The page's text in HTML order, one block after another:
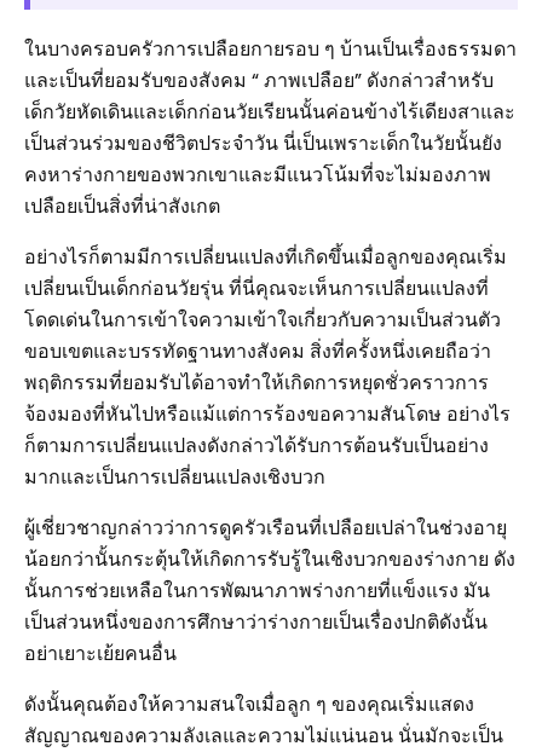
ในบางครอบครัวการเปลือยกายรอบ ๆ บ้านเป็นเรื่องธรรมดา
และเป็นที่ยอมรับของสังคม “ ภาพเปลือย” ดังกล่าวสำหรับ
เด็กวัยหัดเดินและเด็กก่อนวัยเรียนนั้นค่อนข้างไร้เดียงสาและ
เป็นส่วนร่วมของชีวิตประจำวัน นี่เป็นเพราะเด็กในวัยนั้นยัง
คงหาร่างกายของพวกเขาและมีแนวโน้มที่จะไม่มองภาพ
เปลือยเป็นสิ่งที่น่าสังเกต
อย่างไรก็ตามมีการเปลี่ยนแปลงที่เกิดขึ้นเมื่อลูกของคุณเริ่ม
เปลี่ยนเป็นเด็กก่อนวัยรุ่น ที่นี่คุณจะเห็นการเปลี่ยนแปลงที่
โดดเด่นในการเข้าใจความเข้าใจเกี่ยวกับความเป็นส่วนตัว
ขอบเขตและบรรทัดฐานทางสังคม สิ่งที่ครั้งหนึ่งเคยถือว่า
พฤติกรรมที่ยอมรับได้อาจทำให้เกิดการหยุดชั่วคราวการ
จ้องมองที่หันไปหรือแม้แต่การร้องขอความสันโดษ อย่างไร
ก็ตามการเปลี่ยนแปลงดังกล่าวได้รับการต้อนรับเป็นอย่าง
มากและเป็นการเปลี่ยนแปลงเชิงบวก
ผู้เชี่ยวชาญกล่าวว่าการดูครัวเรือนที่เปลือยเปล่าในช่วงอายุ
น้อยกว่านั้นกระตุ้นให้เกิดการรับรู้ในเชิงบวกของร่างกาย ดัง
นั้นการช่วยเหลือในการพัฒนาภาพร่างกายที่แข็งแรง มัน
เป็นส่วนหนึ่งของการศึกษาว่าร่างกายเป็นเรื่องปกติดังนั้น
อย่าเยาะเย้ยคนอื่น
ดังนั้นคุณต้องให้ความสนใจเมื่อลูก ๆ ของคุณเริ่มแสดง
สัญญาณของความลังเลและความไม่แน่นอน นั่นมักจะเป็น